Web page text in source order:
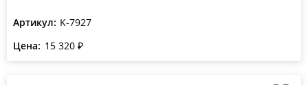
Артикул: K-7927
Цена: 15 320 ₽